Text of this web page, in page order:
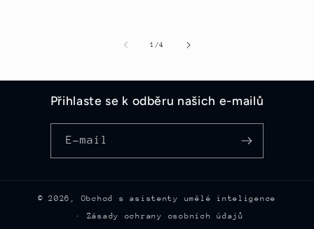
1 /z4
Přihlaste se k odběru našich e-mailů
E-mail
© 2026,Obchod s asistenty umělé inteligence
Zásady ochrany osobních údajů